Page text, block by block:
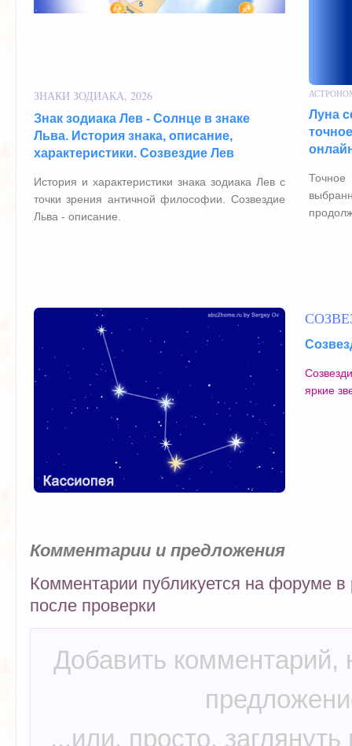
ЗНАКИ ЗОДИАКА, 2026
Знак зодиака Лев - Солнце в знаке
Льва. История знака, описание,
характеристики. Созвездие Лев
История и характеристики знака зодиака Лев с
точки зрения античной философии. Созвездие
Льва - описание.
Луна
Точное
яркие
Комментарии и предложения
Комментарии публикуется на форуме
после проверки
Добавить комментарий,
...или, просто,